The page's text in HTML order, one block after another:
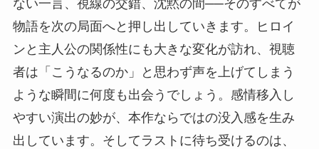
ない一言、視線の交錯、沈黙の間──そのすべてが
物語を次の局面へと押し出していきます。ヒロイ
ンと主人公の関係性にも大きな変化が訪れ、視聴
者は「こうなるのか」と思わず声を上げてしまう
ような瞬間に何度も出会うでしょう。感情移入し
やすい演出の妙が、本作ならではの没入感を生み
出しています。そしてラストに待ち受けるのは、